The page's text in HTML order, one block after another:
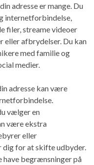
adresse er mange. Du
internetforbindelse,
filer, streame videoer
eller afbrydelser. Du kan
med familie og
medier.
adresse kan være
vælger en
være ekstra
eller
dig for at skifte udbyder.
have begrænsninger på